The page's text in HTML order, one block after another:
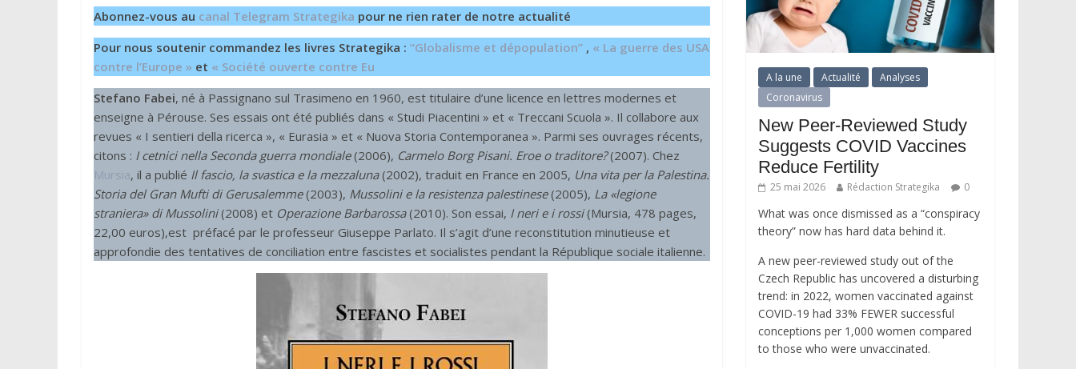
Abonnez-vous au canal Telegram Strategika pour ne rien rater de notre actualité
Pour nous soutenir commandez les livres Strategika : “Globalisme et dépopulation” , « La guerre des USA
contre l’Europe » et « Société ouverte contre Eu
Stefano Fabei, né à Passignano sul Trasimeno en 1960, est titulaire d’une licence en lettres modernes et
enseigne à Pérouse. Ses essais ont été publiés dans « Studi Piacentini » et « Treccani Scuola ». Il collabore aux
revues « I sentieri della ricerca », « Eurasia » et « Nuova Storia Contemporanea ». Parmi ses ouvrages récents,
citons : I cetnici nella Seconda guerra mondiale(2006), Carmelo Borg Pisani. Eroe o traditore?(2007). Chez
Mursia, il a publié Il fascio, la svastica e la mezzaluna(2002), traduit en France en 2005, Una vita per la Palestina.
Storia del Gran Mufti di Gerusalemme(2003), Mussolini e la resistenza palestinese(2005), La «legione
straniera» di Mussolini(2008) et Operazione Barbarossa(2010). Son essai, I neri e i rossi(Mursia, 478 pages,
22,00 euros),est préfacé par le professeur Giuseppe Parlato. Il s’agit d’une reconstitution minutieuse et
approfondie des tentatives de conciliation entre fascistes et socialistes pendant la République sociale italienne.
A la une Actualité
Analyses
Coronavirus
New Peer-Reviewed Study
Suggests COVID Vaccines
Reduce Fertility
25 mai 2026 Rédaction Strategika 0
What was once dismissed as a “conspiracy
theory” now has hard data behind it.
A new peer-reviewed study out of the
Czech Republic has uncovered a disturbing
trend: in 2022, women vaccinated against
COVID-19 had 33% FEWER successful
conceptions per 1,000 women compared
to those who were unvaccinated.